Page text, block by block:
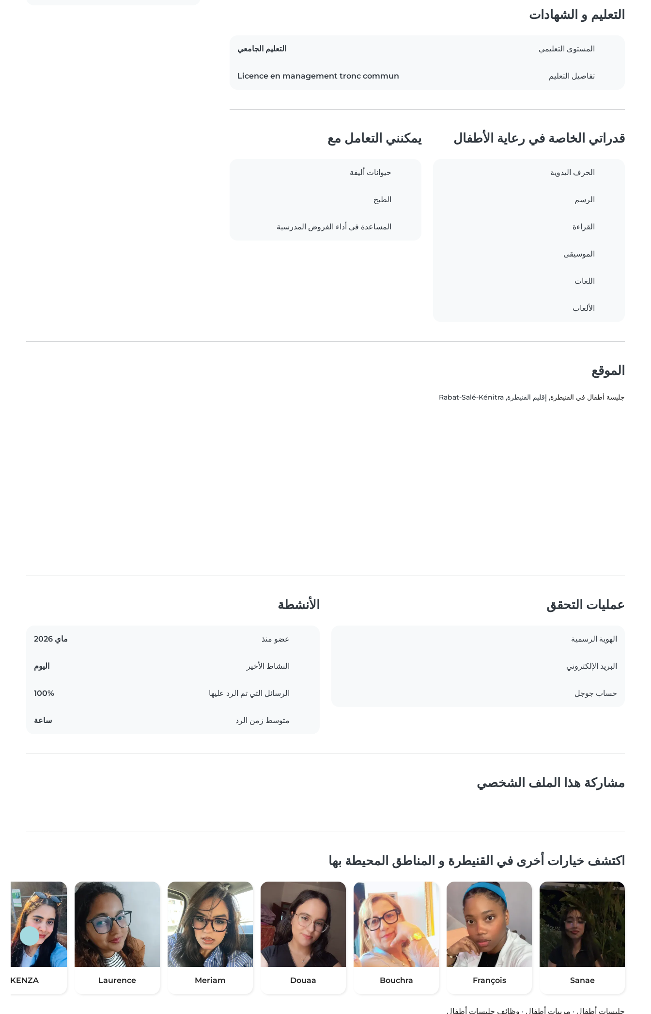
التعليم و الشهادات
المستوى التعليمي التعليم الجامعي
تفاصيل التعليم Licence en management tronc commun
قدراتي الخاصة في رعاية الأطفال
الحرف اليدوية
الرسم
القراءة
الموسيقى
اللغات
الألعاب
يمكنني التعامل مع
حيوانات أليفة
الطبخ
المساعدة في أداء الفروض المدرسية
الموقع
جليسة أطفال في القنيطرة, إقليم القنيطرة, Rabat-Salé-Kénitra
عمليات التحقق
الهوية الرسمية
البريد الإلكتروني
حساب جوجل
الأنشطة
عضو منذ ماي 2026
النشاط الأخير اليوم
الرسائل التي تم الرد عليها 100%
متوسط زمن الرد ساعة
مشاركة هذا الملف الشخصي
اكتشف خيارات أخرى في القنيطرة و المناطق المحيطة بها
Sanae
François
Bouchra
Douaa
Meriam
Laurence
KENZA
جليسات أطفال · مربيات أطفال · وظائف جليسات أطفال